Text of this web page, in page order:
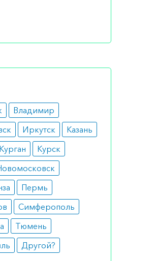
Владимир
Иркутск
Казань
Курган
Курск
Пермь
Симферополь
Тюмень
Другой?